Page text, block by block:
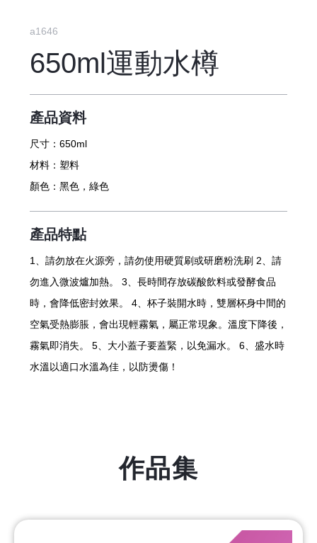
a1646
650ml運動水樽
產品資料
尺寸： 650ml
材料： 塑料
顏色： 黑色，綠色
產品特點
1、請勿放在火源旁，請勿使用硬質刷或研磨粉洗刷 2、請
勿進入微波爐加熱。 3、長時間存放碳酸飲料或發酵食品
時，會降低密封效果。 4、杯子裝開水時，雙層杯身中間的
空氣受熱膨脹，會出現輕霧氣，屬正常現象。溫度下降後，
霧氣即消失。 5、大小蓋子要蓋緊，以免漏水。 6、盛水時
水溫以適口水溫為佳，以防燙傷！
作品集